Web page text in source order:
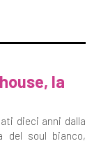
la
dieci anni dalla
del soul bianco,